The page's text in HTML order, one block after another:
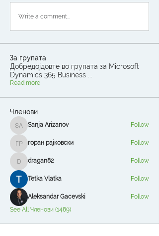
Write a comment...
За групата
Добредојдовте во групата за Microsoft
Dynamics 365 Business
Read more
Членови
Sanja Arizanov
Sanja Arizanov Follow
горан рајковски
горан рајковски Follow
dragan82
dragan82 Follow
Tetka Vlatka Follow
Aleksandar Gacevski
Follow
See All Членови (1489)